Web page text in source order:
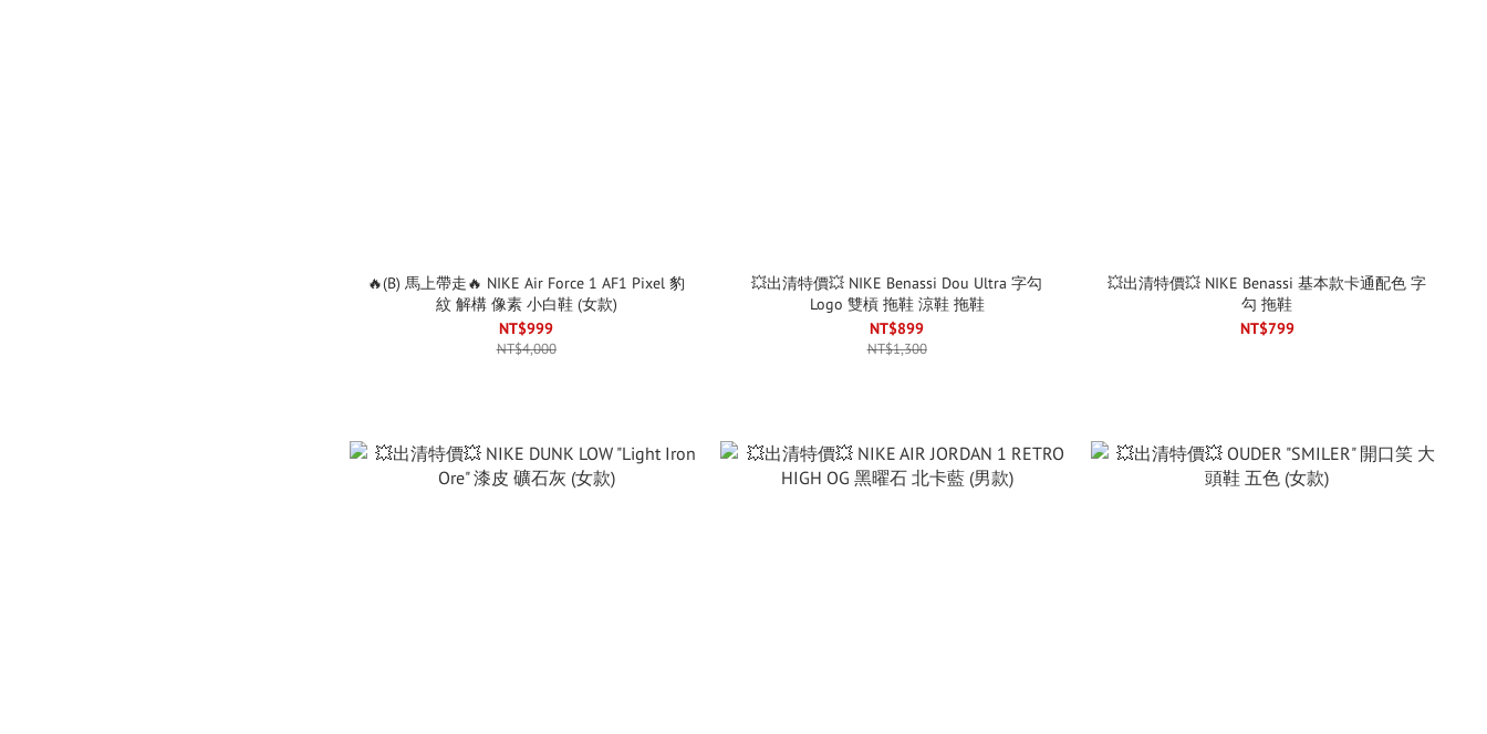
🔥(B) 馬上帶走🔥 NIKE Air Force 1 AF1 Pixel 豹
紋 解構 像素 小白鞋 (女款)
NT$999
NT$4,000
💥出清特價💥 NIKE Benassi Dou Ultra 字勾
Logo 雙槓 拖鞋 涼鞋 拖鞋
NT$899
NT$1,300
💥出清特價💥 NIKE Benassi 基本款卡通配色 字
勾 拖鞋
NT$799